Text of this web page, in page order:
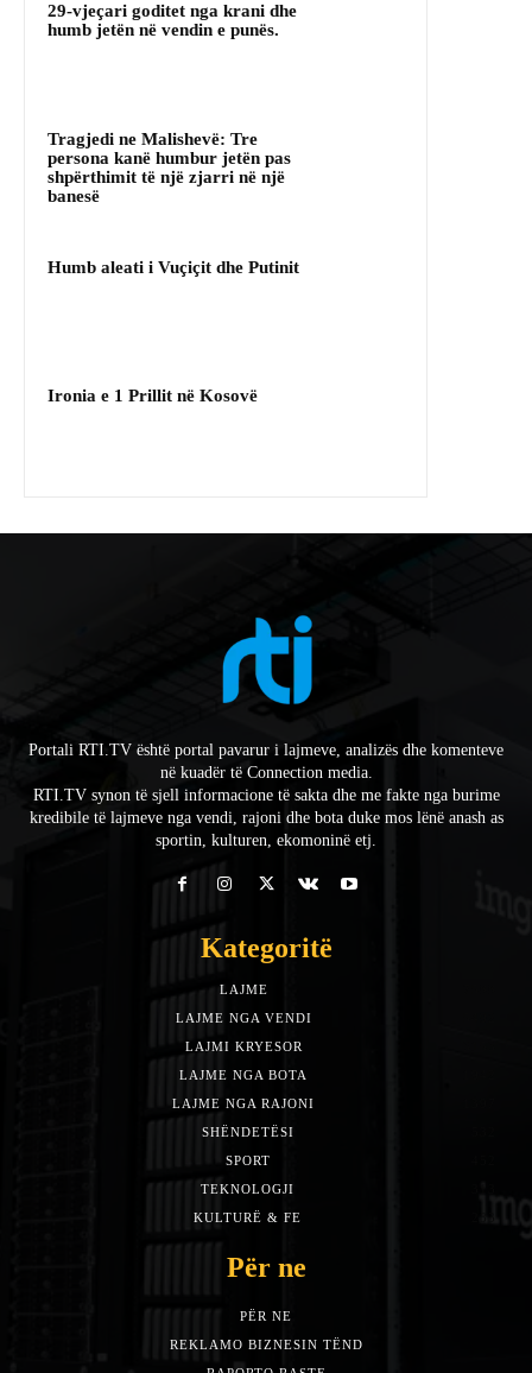
29-vjeçari goditet nga krani dhe
humb jetën në vendin e punës.
Tragjedi ne Malishevë: Tre
persona kanë humbur jetën pas
shpërthimit të një zjarri në një
banesë
Humb aleati i Vuçiçit dhe Putinit
Ironia e 1 Prillit në Kosovë
Portali RTI.TV është portal pavarur i lajmeve, analizës dhe komenteve
në kuadër të Connection media.
RTI.TV synon të sjell informacione të sakta dhe me fakte nga burime
kredibile të lajmeve nga vendi, rajoni dhe bota duke mos lënë anash as
sportin, kulturen, ekomoninë etj.
Kategoritë
LAJME
LAJME NGA VENDI
LAJMI KRYESOR
LAJME NGA BOTA
LAJME NGA RAJONI
SHËNDETËSI
SPORT
TEKNOLOGJI
KULTURË & FE
Për ne
PËR NE
REKLAMO BIZNESIN TËND